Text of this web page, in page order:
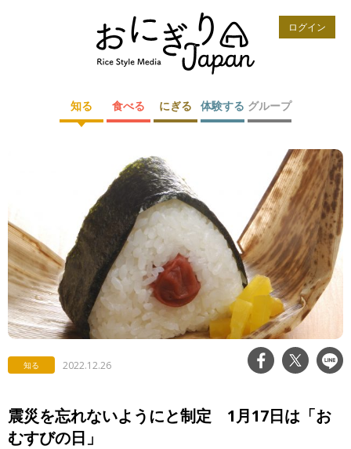
ログイン
知る 食べる にぎる 体験する グループ
知る 2022.12.26
震災を忘れないようにと制定 1月17日は「お
むすびの日」